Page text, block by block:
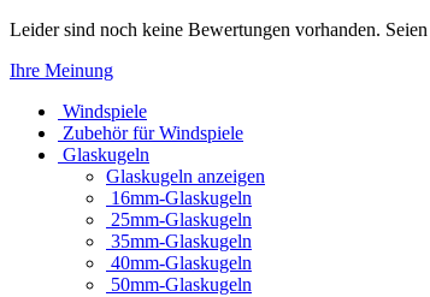
Leider sind noch keine Bewertungen vorhanden.
Ihre Meinung
Windspiele
Zubehör für Windspiele
Glaskugeln
Glaskugeln anzeigen
16mm-Glaskugeln
25mm-Glaskugeln
35mm-Glaskugeln
40mm-Glaskugeln
50mm-Glaskugeln